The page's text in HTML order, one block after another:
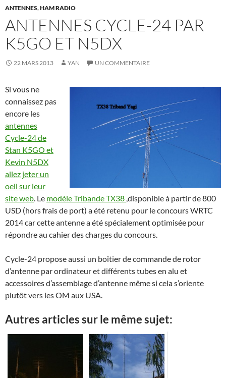
ANTENNES,HAM RADIO
ANTENNES CYCLE-24 PAR
K5GO ET N5DX
22 MARS 2013 YAN UN COMMENTAIRE
Si vous ne
connaissez pas
encore les
antennes
Cycle-24 de
Stan K5GO et
Kevin N5DX
allez jeter un
oeil sur leur
site web. Le modèle Tribande TX38 ,disponible à partir de 800
USD (hors frais de port) a été retenu pour le concours WRTC
2014 car cette antenne a été spécialement optimisée pour
répondre au cahier des charges du concours.
Cycle-24 propose aussi un boîtier de commande de rotor
d’antenne par ordinateur et différents tubes en alu et
accessoires d’assemblage d’antenne même si cela s’oriente
plutôt vers les OM aux USA.
Autres articles sur le même sujet: